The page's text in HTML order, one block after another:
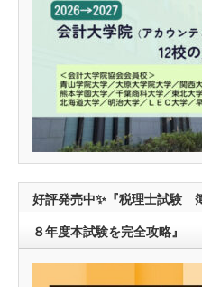
好評発売中✨『税理士試験
８年度本試験を完全攻略』